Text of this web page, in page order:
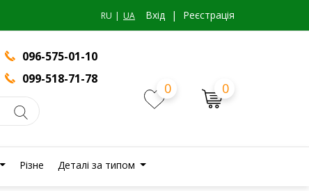
RU UA Вхiд | Реєстрація
096-575-01-10
099-518-71-78
0 0
Різне Деталі за типом